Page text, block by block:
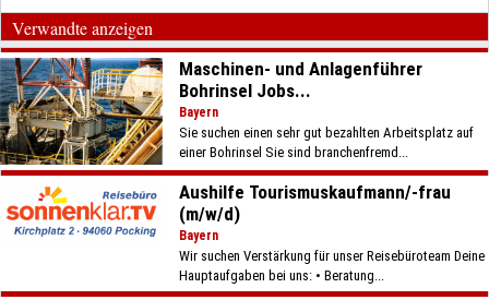
Verwandte anzeigen
Maschinen- und Anlagenführer
Bohrinsel Jobs...
Bayern
Sie suchen einen sehr gut bezahlten Arbeitsplatz auf
einer Bohrinsel Sie sind branchenfremd...
Aushilfe Tourismuskaufmann/-frau
(m/w/d)
Bayern
Wir suchen Verstärkung für unser Reisebüroteam Deine
Hauptaufgaben bei uns: • Beratung...